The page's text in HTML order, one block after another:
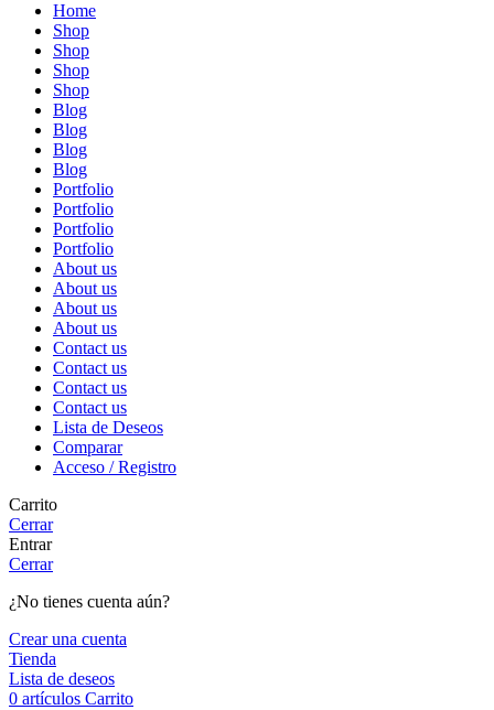
Home
Shop
Shop
Shop
Shop
Blog
Blog
Blog
Blog
Portfolio
Portfolio
Portfolio
Portfolio
About us
About us
About us
About us
Contact us
Contact us
Contact us
Contact us
Lista de Deseos
Comparar
Acceso / Registro
Carrito
Cerrar
Entrar
Cerrar
¿No tienes cuenta aún?
Crear una cuenta
Tienda
Lista de deseos
0 artículos Carrito